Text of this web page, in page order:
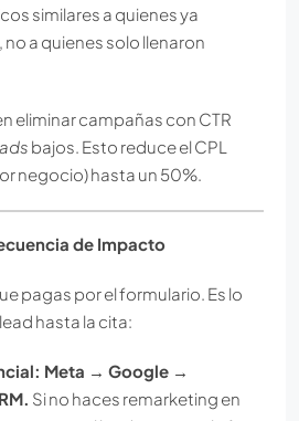
similares a quienes ya
no a quienes solo llenaron
eliminar campañas con CTR
bajos. Esto reduce el CPL
negocio) hasta un 50%.
de Impacto
pagas por el formulario. Es lo
hasta la cita:
Meta → Google →
Si no haces remarketing en